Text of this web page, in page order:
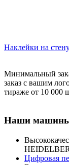
Наклейки на
Минимальный
заказ с вашим
тираже от 10 000
Наши
Цифровая